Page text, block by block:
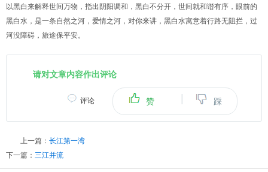
以黑白来解释世间万物，指出阴阳调和，黑白不分开，世间就和谐有序，眼前的
黑白水，是一条自然之河，爱情之河，对你来讲，黑白水寓意着行路无阻拦，过
河没障碍，旅途保平安。
请对文章内容作出评论
赞 踩
评论
上一篇： 长江第一湾
下一篇： 三江并流